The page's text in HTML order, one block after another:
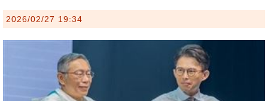
2026/02/27 19:34